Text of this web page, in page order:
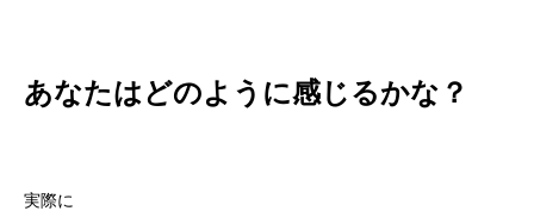
あなたはどのように感じるかな？
実際に